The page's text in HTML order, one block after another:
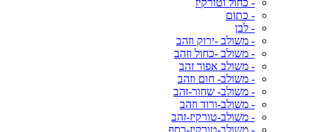
- כחול וטורקיז
- כתום
- לבן
- משולב -ירוק וזהב
- משולב -כחול וזהב
- משולב אפור זהב
- משולב- חום וזהב
- משולב- שחור-זהב
- משולב-ורוד וזהב
- משולב-טורקיז-זהב
- משולב-טורקיז-כסף